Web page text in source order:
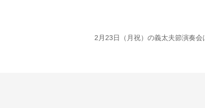
2月23日（月祝）の義太夫節演奏